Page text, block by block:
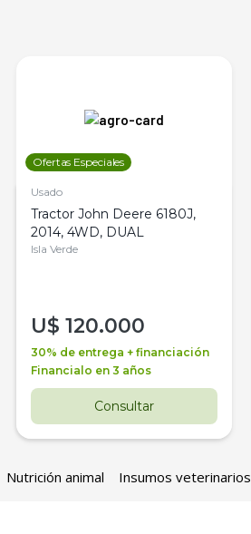
Ofertas Especiales
Usado
Tractor John Deere 6180J,
2014, 4WD, DUAL
Isla Verde
U$ 120.000
30% de entrega + financiación
Financialo en 3 años
Consultar
Nutrición animal Insumos veterinarios